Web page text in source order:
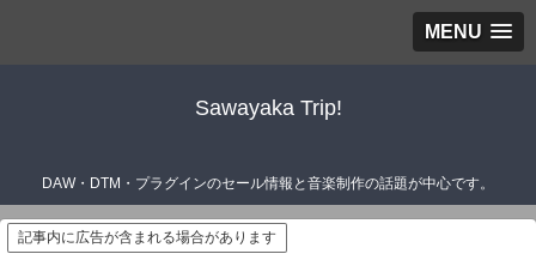
MENU
Sawayaka Trip!
DAW・DTM・プラグインのセール情報と音楽制作の話題が中心です。
記事内に広告が含まれる場合があります